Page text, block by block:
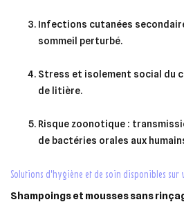
Infections cutanées
sommeil perturbé.
Stress et isolement social du
de litière.
Risque zoonotique :
de bactéries orales aux
solutions d’hygiène et de soin disponibles sur
Shampoings et mousses sans
Ajouter à ma liste d'envies
((modalTitle))
((confirmMessage))
((cancelText)) ((modalDeleteText))
Créer une liste d'envies
Nom de la liste d'envies
Annuler Créer une liste d'envies
Connexion
Vous devez être connecté pour
liste d'envies.
Annuler Connexion